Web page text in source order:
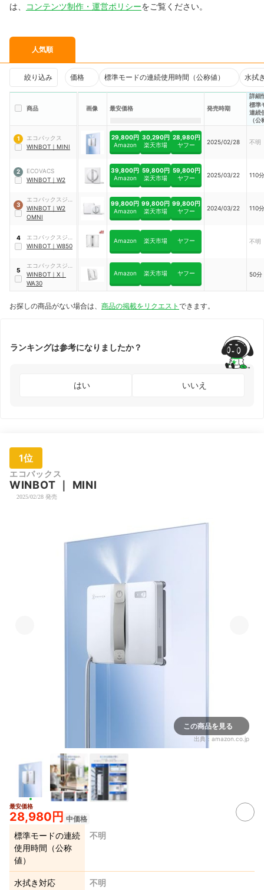
は、
コンテンツ制作・運営ポリシーをご覧ください。
人気順
絞り込み 価格 標準モードの連続使用時間（公称値） 水拭
商品 画像 最安価格 発売時期
詳細
標準
連続
（
1
エコバックス
WINBOT ｜ MINI
29,800円
Amazon
30,290円
楽天市場
28,980円
ヤフー
2025/02/28 不明
2
ECOVACS
WINBOT ｜ W2
39,800円
Amazon
59,800円
楽天市場
59,800円
ヤフー
2025/03/22 110分
3
エコバックスジャ
パン
WINBOT ｜ W2
OMNI
99,800円
Amazon
99,800円
楽天市場
99,800円
ヤフー
2024/03/22 110分
4
エコバックスジャ
パン
WINBOT ｜ W850
Amazon 楽天市場 ヤフー 不明
5
エコバックスジャ
パン
WINBOT ｜ X ｜
WA30
Amazon 楽天市場 ヤフー 50分
お探しの商品がない場合は、 商品の掲載をリクエスト できます。
ランキングは参考になりましたか？
はい いいえ
1位
エコバックス
WINBOT ｜ MINI
2025/02/28 発売
この商品を見る
出典： amazon.co.jp
最安価格
28,980円 中価格
標準モードの連続
使用時間（公称
値）
不明
水拭き対応 不明